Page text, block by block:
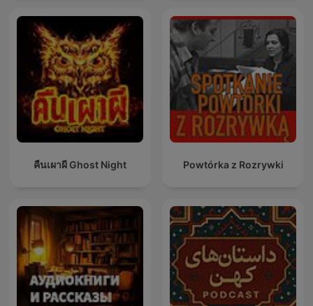
คืนเผาผี Ghost Night Powtórka z Rozrywki